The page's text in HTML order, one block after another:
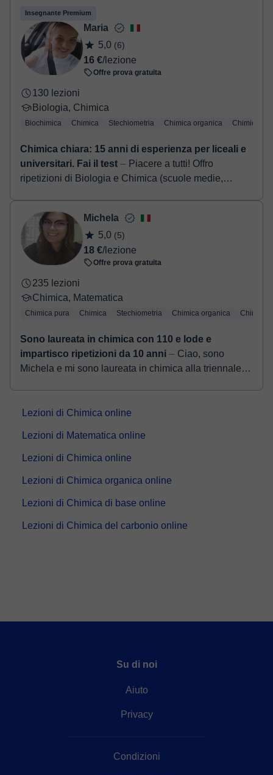
Insegnante Premium
Maria
5,0 (6)
16 €/lezione
Offre prova gratuita
130 lezioni
Biologia, Chimica
Biochimica Chimica Stechiometria Chimica organica Chimica
Chimica chiara: 15 anni di esperienza per liceali e
universitari. Fai il test ⏤ Piacere a tutti! Offro
ripetizioni di Biologia e Chimica (scuole medie,
Michela
5,0 (5)
18 €/lezione
Offre prova gratuita
235 lezioni
Chimica, Matematica
Chimica pura Chimica Stechiometria Chimica organica Chimica
Sono laureata in chimica con 110 e lode e
impartisco ripetizioni da 10 anni ⏤ Ciao, sono
Michela e mi sono laureata in chimica alla triennale e
Lezioni di Chimica online
Lezioni di Matematica online
Lezioni di Chimica online
Lezioni di Chimica organica online
Lezioni di Chimica di base online
Lezioni di Chimica del carbonio online
Su di noi
Aiuto
Privacy
Condizioni